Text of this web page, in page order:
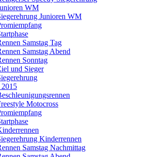
WM
Junioren WM
Samstag Tag
Samstag Abend
Sonntag
und Sieger
Motocross
Kinderrennen
Samstag Nachmittag